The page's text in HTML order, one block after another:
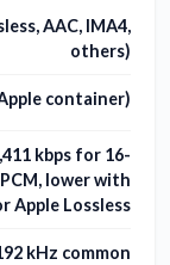
AAC, IMA4,
others)
container)
kbps for 16-
lower with
Apple Lossless
kHz common